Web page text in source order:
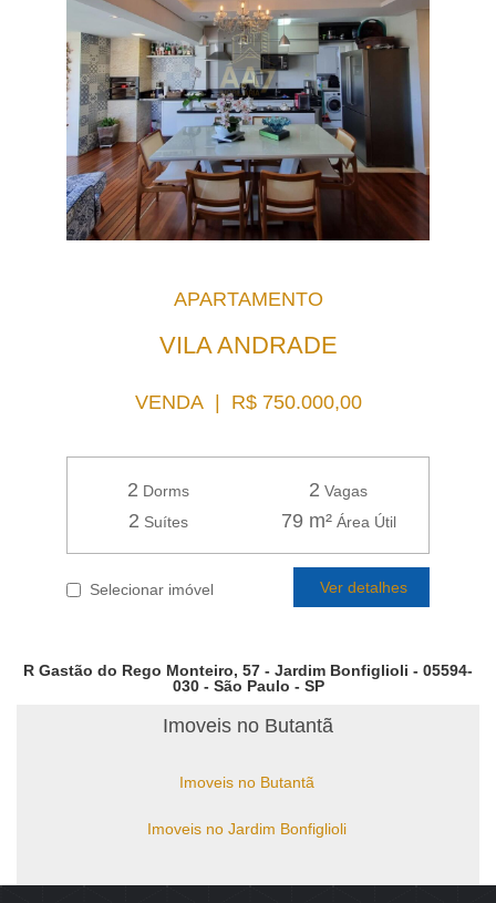
APARTAMENTO
VILA ANDRADE
VENDA | R$ 750.000,00
2 Dorms 2 Vagas
2 Suítes 79 m²Área Útil
Selecionar imóvel Ver detalhes
R Gastão do Rego Monteiro, 57 - Jardim Bonfiglioli - 05594-
030 - São Paulo - SP
Imoveis no Butantã
Imoveis no Butantã
Imoveis no Jardim Bonfiglioli